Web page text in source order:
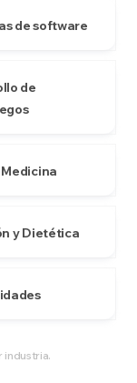
de software
de
y Dietética
industria.